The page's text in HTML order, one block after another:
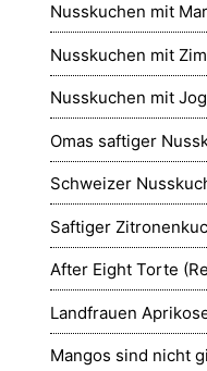
Nusskuchen mit
Nusskuchen mit
Nusskuchen mit
Omas saftiger
Schweizer
Saftiger
After Eight Torte
Landfrauen
Mangos sind nicht